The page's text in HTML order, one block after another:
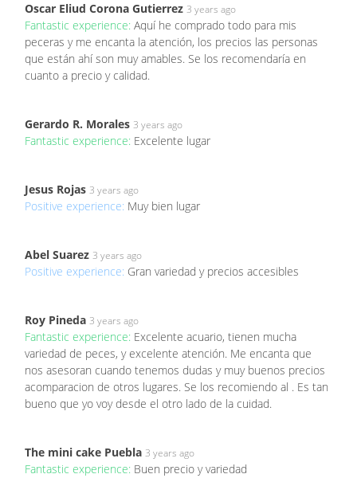
Oscar Eliud Corona Gutierrez 3 years ago
Fantastic experience: Aquí he comprado todo para mis
peceras y me encanta la atención, los precios las personas
que están ahí son muy amables. Se los recomendaría en
cuanto a precio y calidad.
Gerardo R. Morales 3 years ago
Fantastic experience: Excelente lugar
Jesus Rojas 3 years ago
Positive experience: Muy bien lugar
Abel Suarez 3 years ago
Positive experience: Gran variedad y precios accesibles
Roy Pineda 3 years ago
Fantastic experience: Excelente acuario, tienen mucha
variedad de peces, y excelente atención. Me encanta que
nos asesoran cuando tenemos dudas y muy buenos precios
acomparacion de otros lugares. Se los recomiendo al . Es tan
bueno que yo voy desde el otro lado de la cuidad.
The mini cake Puebla 3 years ago
Fantastic experience: Buen precio y variedad